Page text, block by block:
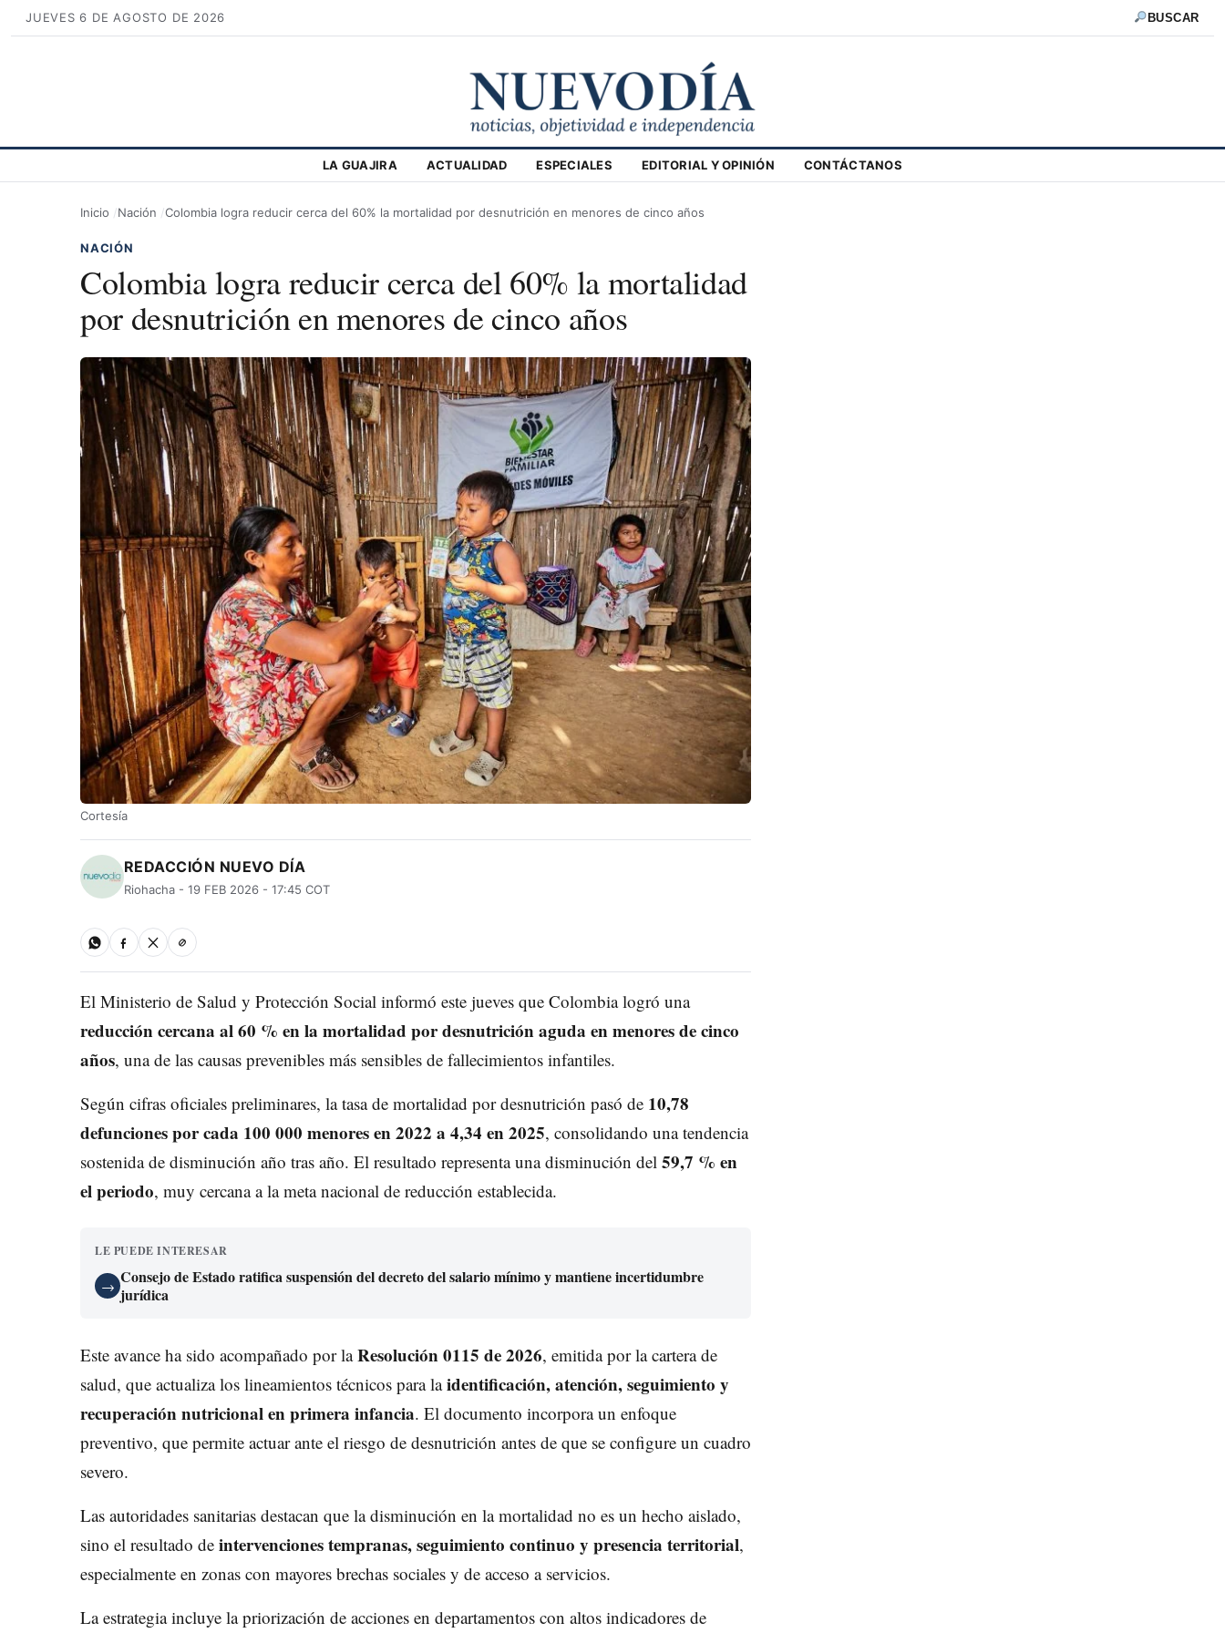
JUEVES 6 DE AGOSTO DE 2026 BUSCAR
LA GUAJIRA ACTUALIDAD ESPECIALES EDITORIAL Y OPINIÓN CONTÁCTANOS
Inicio Nación Colombia logra reducir cerca del 60% la mortalidad por desnutrición en menores de cinco años
NACIÓN
Colombia logra reducir cerca del 60% la mortalidad
por desnutrición en menores de cinco años
Cortesía
REDACCIÓN NUEVO DÍA
Riohacha - 19 FEB 2026 - 17:45 COT
El Ministerio de Salud y Protección Social informó este jueves que Colombia logró una
reducción cercana al 60 % en la mortalidad por desnutrición aguda en menores de cinco
años, una de las causas prevenibles más sensibles de fallecimientos infantiles.
Según cifras oficiales preliminares, la tasa de mortalidad por desnutrición pasó de 10,78
defunciones por cada 100 000 menores en 2022 a 4,34 en 2025, consolidando una tendencia
sostenida de disminución año tras año. El resultado representa una disminución del 59,7 % en
el periodo, muy cercana a la meta nacional de reducción establecida.
LE PUEDE INTERESAR
→ Consejo de Estado ratifica suspensión del decreto del salario mínimo y mantiene incertidumbre
jurídica
Este avance ha sido acompañado por laResolución 0115 de 2026, emitida por la cartera de
salud, que actualiza los lineamientos técnicos para laidentificación, atención, seguimiento y
recuperación nutricional en primera infancia. El documento incorpora un enfoque
preventivo, que permite actuar ante el riesgo de desnutrición antes de que se configure un cuadro
severo.
Las autoridades sanitarias destacan que la disminución en la mortalidad no es un hecho aislado,
sino el resultado de intervenciones tempranas, seguimiento continuo y presencia territorial,
especialmente en zonas con mayores brechas sociales y de acceso a servicios.
La estrategia incluye la priorización de acciones en departamentos con altos indicadores de